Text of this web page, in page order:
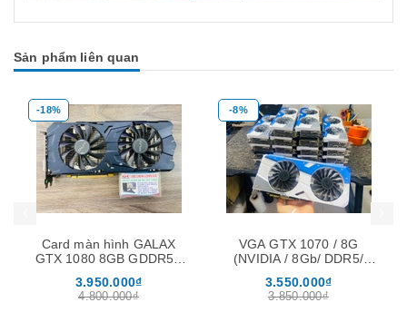
Sản phẩm liên quan
-18%
Card màn hình GALAX
GTX 1080 8GB GDDR5X
3.950.000₫
4.800.000₫
-8%
VGA GTX 1070 / 8G
(NVIDIA / 8Gb/ DDR5/
3.550.000₫
3.850.000₫
Mua hàng Mua hàng